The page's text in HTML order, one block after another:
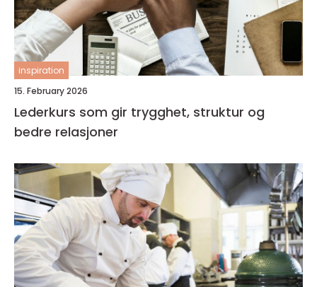
inspiration
15. February 2026
Lederkurs som gir trygghet, struktur og
bedre relasjoner